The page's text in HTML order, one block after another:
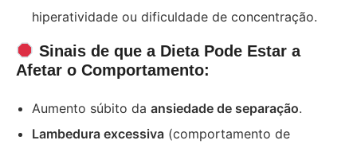
hiperatividade ou dificuldade de concentração.
Sinais de que a Dieta Pode Estar a
Afetar o Comportamento:
Aumento súbito da ansiedade de separação.
Lambedura excessiva (comportamento de